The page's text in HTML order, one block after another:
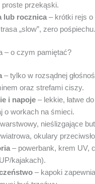
proste przekąski.
lub rocznica– krótki rejs o
„slow”, zero pośpiechu.
– o czym pamiętać?
– tylko w rozsądnej
oraz strefami ciszy.
i napoje – lekkie, łatwe
o workach na śmieci.
nieślizgające
okulary
– powerbank, krem UV,
kajakach).
– kapoki